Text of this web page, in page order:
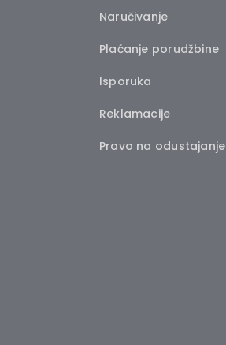
Naručivanje
Plaćanje porudžbine
Isporuka
Reklamacije
Pravo na odustajanje